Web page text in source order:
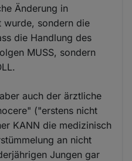
Änderung in
wurde, sondern die
die Handlung des
MUSS, sondern
auch der ärztliche
("erstens nicht
KANN die medizinisch
an nicht
Jungen gar